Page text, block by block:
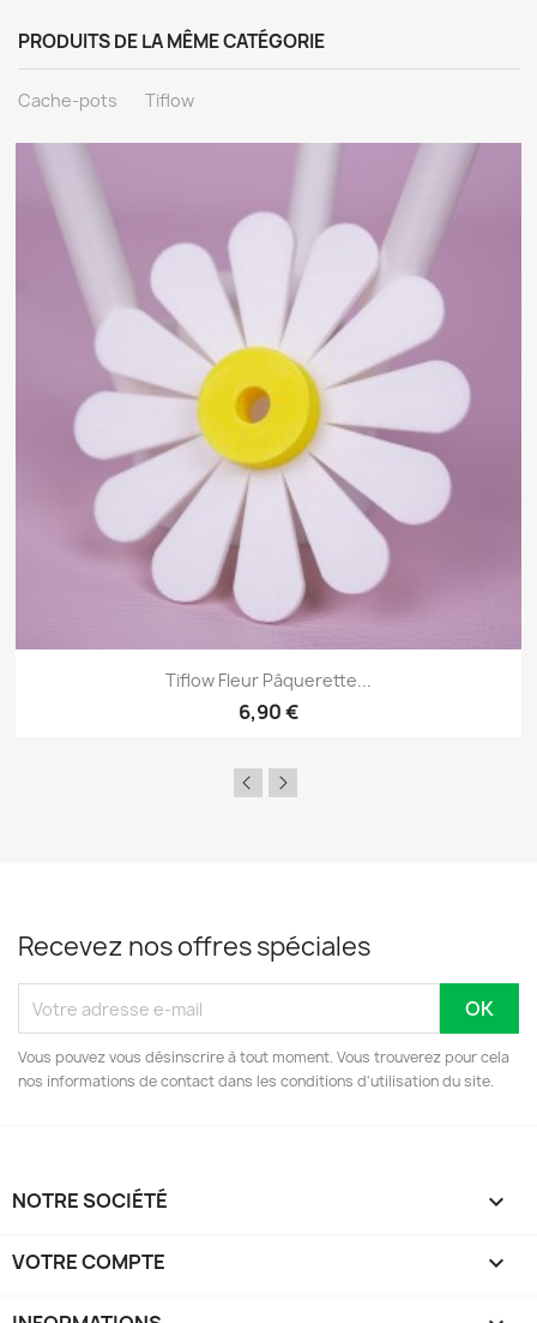
PRODUITS DE LA MÊME CATÉGORIE
Cache-pots Tiflow
Tiflow Fleur Pâquerette...
6,90 €
Recevez nos offres spéciales
Vous pouvez vous désinscrire à tout moment. Vous trouverez pour cela
nos informations de contact dans les conditions d'utilisation du site.
NOTRE SOCIÉTÉ 
VOTRE COMPTE 